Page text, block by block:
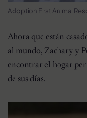
Adoption First Animal
Ahora que están
al mundo, Zachary y
encontrar el hogar
de sus días.